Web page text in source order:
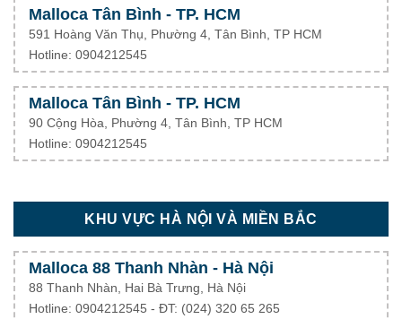
Malloca Tân Bình - TP. HCM
591 Hoàng Văn Thụ, Phường 4, Tân Bình, TP HCM
Hotline: 0904212545
Malloca Tân Bình - TP. HCM
90 Cộng Hòa, Phường 4, Tân Bình, TP HCM
Hotline: 0904212545
KHU VỰC HÀ NỘI VÀ MIỀN BẮC
Malloca 88 Thanh Nhàn - Hà Nội
88 Thanh Nhàn, Hai Bà Trưng, Hà Nội
Hotline: 0904212545 - ĐT: (024) 320 65 265